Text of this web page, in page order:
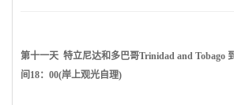
第十一天 特立尼达和多巴哥Trinidad and Tobago
间18：00(岸上观光自理)